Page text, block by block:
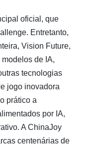
oficial, que
Entretanto,
Vision Future,
de IA,
tecnologias
jogo inovadora
prático a
por IA,
A ChinaJoy
centenárias de